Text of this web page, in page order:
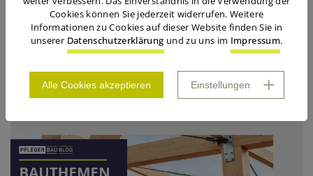
Der Urlaub im Garten
Cookies können Sie jederzeit widerrufen. Weitere
Informationen zu Cookies auf dieser Website finden Sie in
unserer Datenschutzerklärung und zu uns im Impressum.
Alle Cookies akzeptieren Einstellungen